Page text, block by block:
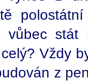
vůbec stát
Vždy
z